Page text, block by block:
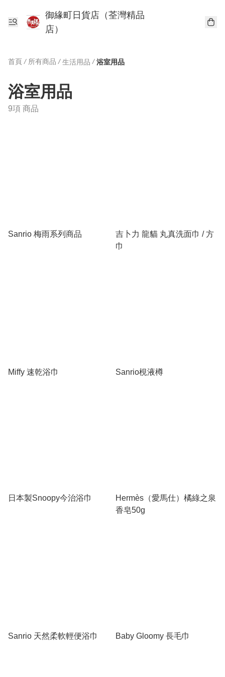
御緣町日貨店（荃灣精品
店）
首頁 / 所有商品 / 生活用品 / 浴室用品
浴室用品
9項 商品
Sanrio 梅雨系列商品
吉卜力 龍貓 丸真洗面巾 / 方
巾
Miffy 速乾浴巾 Sanrio梘液樽
日本製Snoopy今治浴巾
Hermès（愛馬仕）橘綠之泉
香皂50g
Sanrio 天然柔軟輕便浴巾 Baby Gloomy 長毛巾